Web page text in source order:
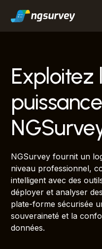
Exploitez
NGSurvey fournit un
niveau professionnel,
intelligent avec des
déployer et analyser
plate-forme sécurisée
souveraineté et la
données.